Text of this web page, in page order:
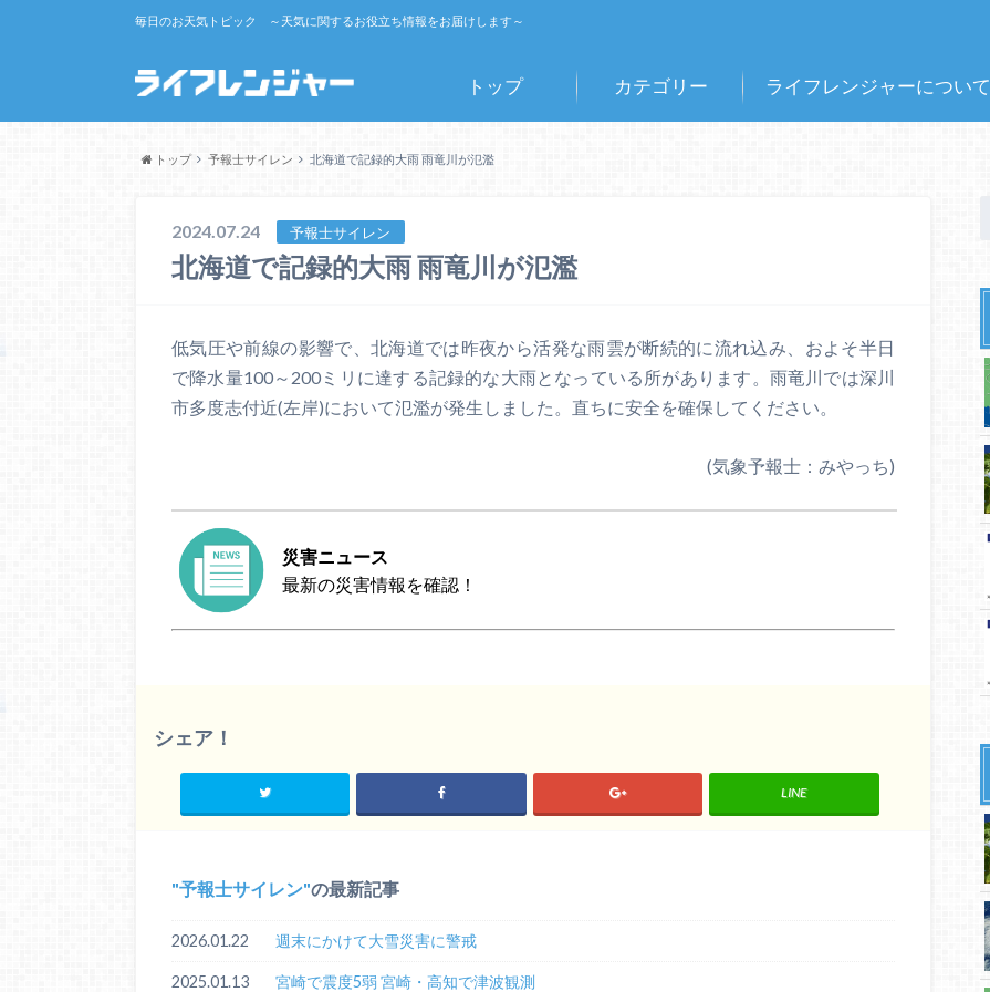
毎日のお天気トピック ～天気に関するお役立ち情報をお届けします～
トップ カテゴリー ライフレンジャーについて
トップ 予報士サイレン 北海道で記録的大雨 雨竜川が氾濫
2024.07.24 予報士サイレン
北海道で記録的大雨 雨竜川が氾濫
低気圧や前線の影響で、北海道では昨夜から活発な雨雲が断続的に流れ込み、およそ半日
で降水量100～200ミリに達する記録的な大雨となっている所があります。雨竜川では深川
市多度志付近(左岸)において氾濫が発生しました。直ちに安全を確保してください。
(気象予報士：みやっち)
災害ニュース
最新の災害情報を確認！
シェア！
LINE
予報士サイレン の最新記事
2026.01.22 週末にかけて大雪災害に警戒
2025.01.13 宮崎で震度5弱 宮崎・高知で津波観測